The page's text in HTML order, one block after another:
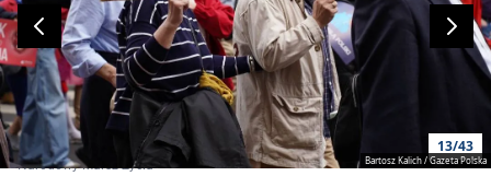
13/43
Bartosz Kalich / Gazeta Polska
Narodowy Marsz Życia